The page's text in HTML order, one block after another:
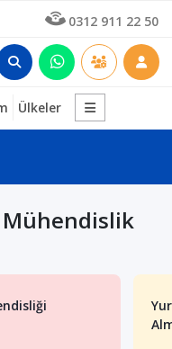
0312 911 22 50
Ülkeler